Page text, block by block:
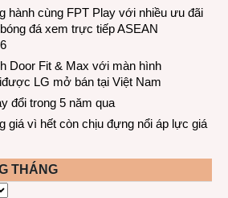
hành cùng FPT Play với nhiều ưu đãi
đá xem trực tiếp ASEAN
Door Fit & Max với màn hình
LG mở bán tại Việt Nam
đổi trong 5 năm qua
giá vì hết còn chịu đựng nổi áp lực giá
THÁNG